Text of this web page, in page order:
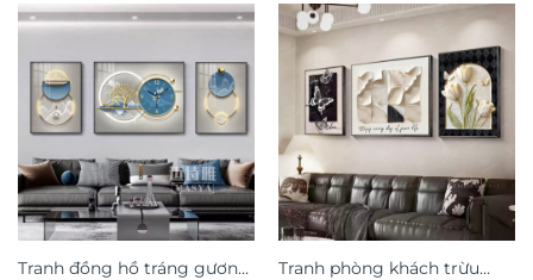
Tranh đồng hồ tráng gương
Tranh phòng khách trừu